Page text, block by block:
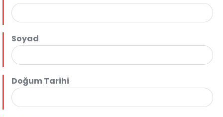
Soyad
Doğum Tarihi